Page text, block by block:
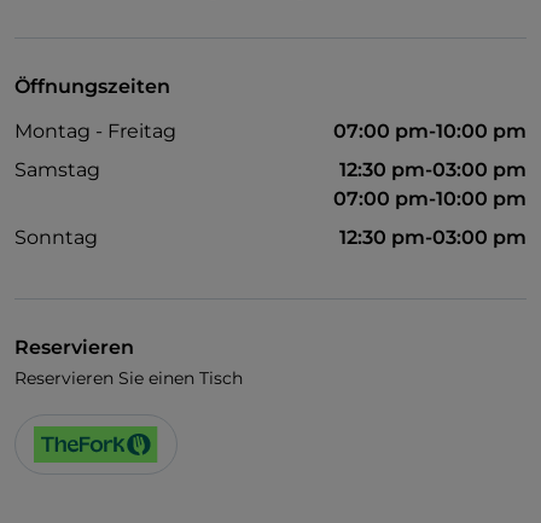
Öffnungszeiten
Montag - Freitag
07:00 pm-10:00 pm
Samstag
12:30 pm-03:00 pm
07:00 pm-10:00 pm
Sonntag
12:30 pm-03:00 pm
Reservieren
Reservieren Sie einen Tisch